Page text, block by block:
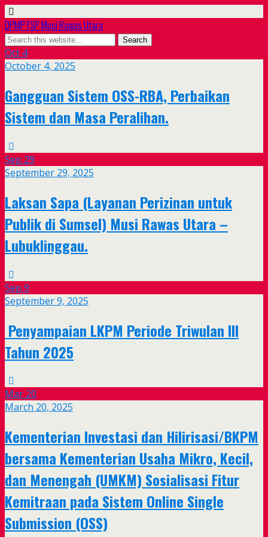
DPMPTSP Musi Rawas Utara
Oct 4
October 4, 2025
Gangguan Sistem OSS-RBA, Perbaikan
Sistem dan Masa Peralihan.
Sep 29
September 29, 2025
Laksan Sapa (Layanan Perizinan untuk
Publik di Sumsel) Musi Rawas Utara –
Lubuklinggau.
Sep 9
September 9, 2025
Penyampaian LKPM Periode Triwulan III
Tahun 2025
Mar 20
March 20, 2025
Kementerian Investasi dan Hilirisasi/BKPM
bersama Kementerian Usaha Mikro, Kecil,
dan Menengah (UMKM) Sosialisasi Fitur
Kemitraan pada Sistem Online Single
Submission (OSS)